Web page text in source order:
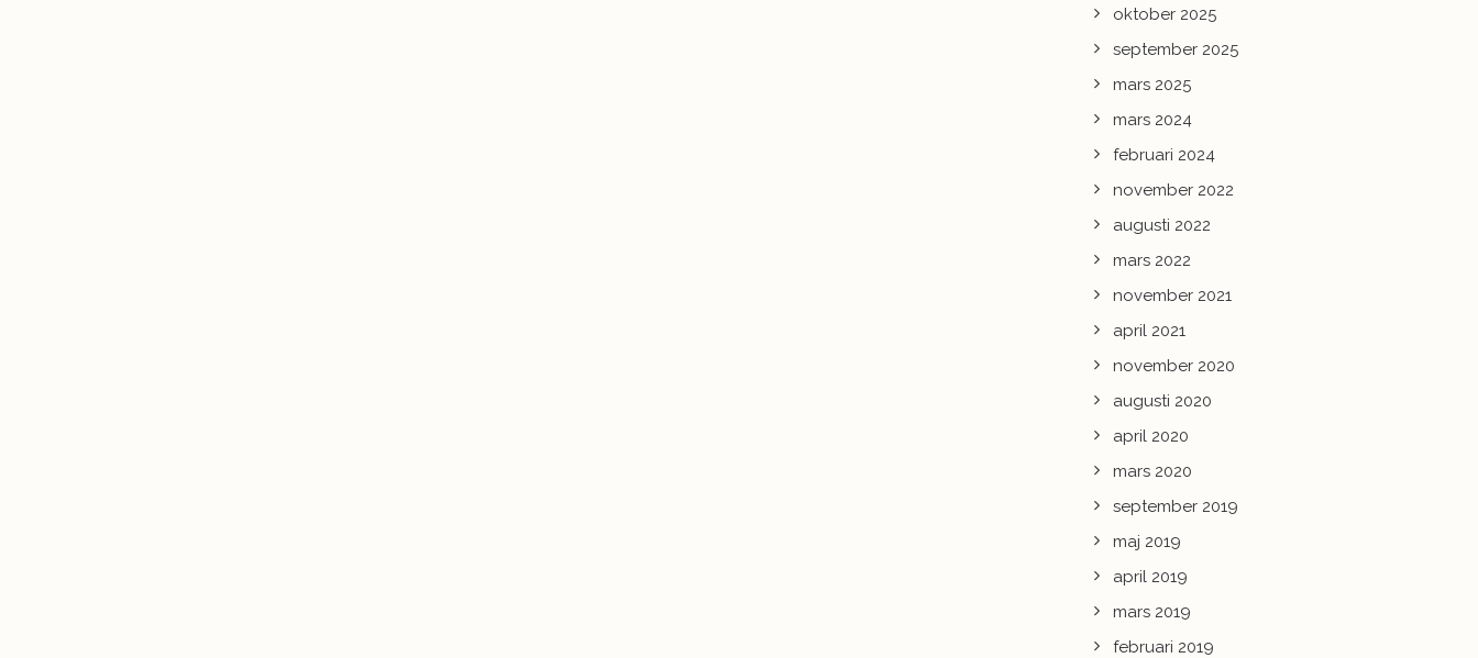
oktober 2025
september 2025
mars 2025
mars 2024
februari 2024
november 2022
augusti 2022
mars 2022
november 2021
april 2021
november 2020
augusti 2020
april 2020
mars 2020
september 2019
maj 2019
april 2019
mars 2019
februari 2019